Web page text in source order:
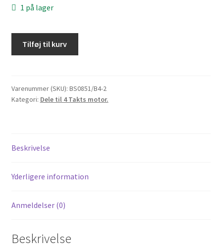
1 på lager
90L
antal
Tilføj til kurv
Varenummer (SKU): BS0851/B4-2
Kategori: Dele til 4 Takts motor.
Beskrivelse
Yderligere information
Anmeldelser (0)
Beskrivelse